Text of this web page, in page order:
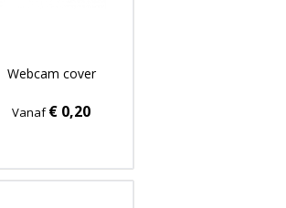
Webcam cover
Vanaf€ 0,20